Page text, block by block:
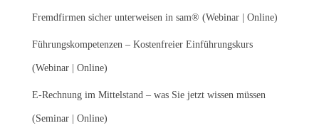
a
h
:
Fremdfirmen sicher unterweisen in sam® (Webinar | Online)
Führungskompetenzen – Kostenfreier Einführungskurs
(Webinar | Online)
E-Rechnung im Mittelstand – was Sie jetzt wissen müssen
(Seminar | Online)